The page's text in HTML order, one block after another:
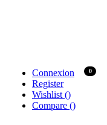
Connexion
Register
Wishlist ()
Compare ()
0